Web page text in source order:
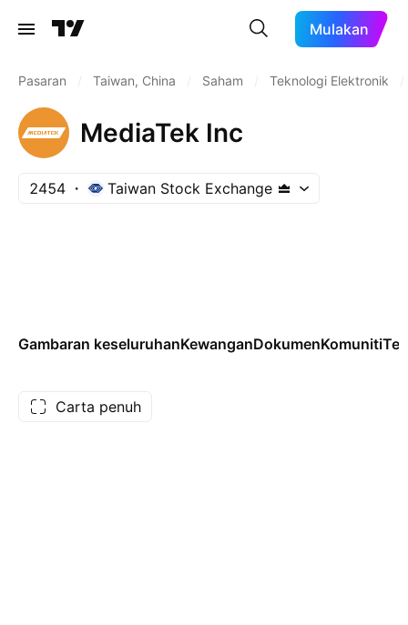
Mulakan
Pasaran Taiwan, China Saham Teknologi Elektronik
MediaTek Inc
2454 Taiwan Stock Exchange
Gambaran keseluruhanKewanganDokumenKomuniti
Carta penuh